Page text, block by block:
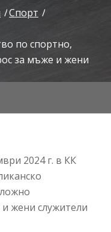
/Спорт /
по спортно,
за мъже и жени
2024 г. в КК
жени служители